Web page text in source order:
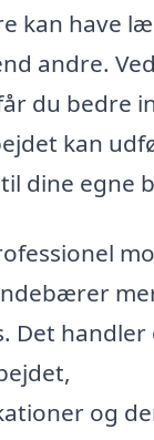
kan have
andre.
du bedre
kan
dine egne
Det handler
og